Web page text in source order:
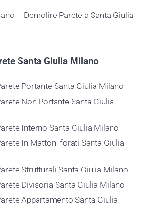
– Demolire Parete a Santa Giulia
Santa Giulia Milano
Portante Santa Giulia Milano
Non Portante Santa Giulia
Interno Santa Giulia Milano
In Mattoni forati Santa Giulia
Strutturali Santa Giulia Milano
Divisoria Santa Giulia Milano
Appartamento Santa Giulia